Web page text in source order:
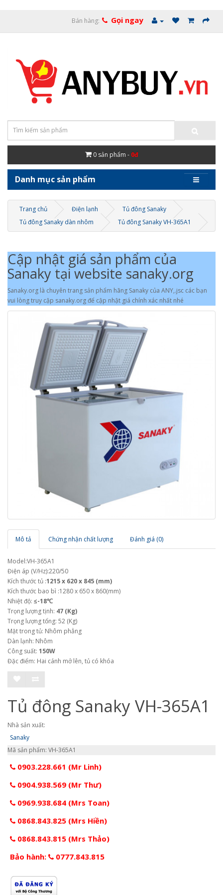
Bán hàng: Gọi ngay
0 sản phẩm - 0đ
Danh mục sản phẩm
Trang chủ Điện lạnh
Tủ đông Sanaky
Tủ đông Sanaky dàn nhôm
Tủ đông Sanaky VH-365A1
Cập nhật giá sản phẩm của
Sanaky tại website sanaky.org
Sanaky.org là chuyên trang sản phẩm hãng Sanaky của ANY,.jsc các bạn
vui lòng truy cập sanaky.org để cập nhật giá chính xác nhất nhé
Mô tả Chứng nhận chất lượng Đánh giá (0)
Model:VH-365A1
Điện áp (V/Hz):220/50
Kích thước tủ :1215 x 620 x 845 (mm)
Kích thước bao bì :1280 x 650 x 860(mm)
Nhiệt độ: ≤-18℃
Trọng lượng tịnh: 47 (Kg)
Trọng lượng tổng: 52 (Kg)
Mặt trong tủ: Nhôm phẳng
Dàn lạnh: Nhôm
Công suất: 150W
Đặc điểm: Hai cánh mở lên, tủ có khóa
Tủ đông Sanaky VH-365A1
Nhà sản xuất:
Sanaky
Mã sản phẩm: VH-365A1
0903.228.661 (Mr Linh)
0904.938.569 (Mr Thư)
0969.938.684 (Mrs Toan)
0868.843.825 (Mrs Hiền)
0868.843.815 (Mrs Thảo)
Bảo hành:
0777.843.815